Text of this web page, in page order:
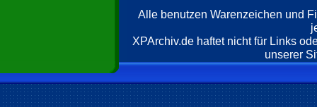
Alle benutzen Warenzeichen und
XPArchiv.de haftet nicht für Links
unserer